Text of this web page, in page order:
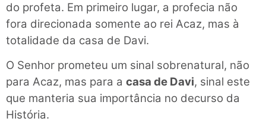
do profeta. Em primeiro lugar, a profecia não
fora direcionada somente ao rei Acaz, mas à
totalidade da casa de Davi.
O Senhor prometeu um sinal sobrenatural, não
para Acaz, mas para a casa de Davi, sinal este
que manteria sua importância no decurso da
História.